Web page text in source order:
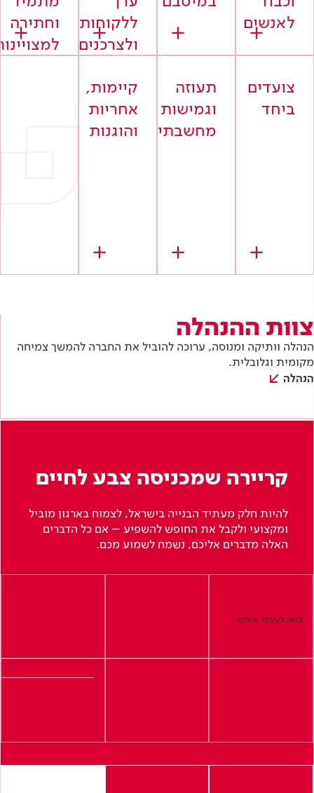
לאנשים
ללקוחות
ולצרכנים
וחתירה
צועדים
ביחד
תעוזה
וגמישות
מחשבתית
קיימות,
אחריות
והוגנות
צוות ההנהלה
הנהלה וותיקה ומנוסה, ערוכה להוביל את החברה להמשך צמיחה
מקומית וגלובלית.
הנהלה
קריירה שמכניסה צבע לחיים
להיות חלק מעתיד הבנייה בישראל, לצמוח בארגון מוביל
ומקצועי ולקבל את החופש להשפיע – אם כל הדברים
האלה מדברים אליכם, נשמח לשמוע מכם.
בואו לעבוד איתנו